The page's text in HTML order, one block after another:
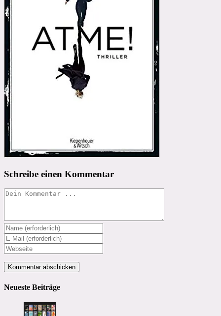
Schreibe einen Kommentar
Kommentieren
Gib
deinen
Namen
oder
Benutzernamen
zum
ein
Gib
deine
E-
Mail-
Adresse
Kommentieren
Gib
deine
Website-
URL
ein
(optional)
Neueste Beiträge